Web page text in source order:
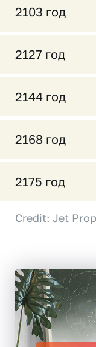
2103 год
2127 год
2144 год
2168 год
2175 год
Credit: Jet